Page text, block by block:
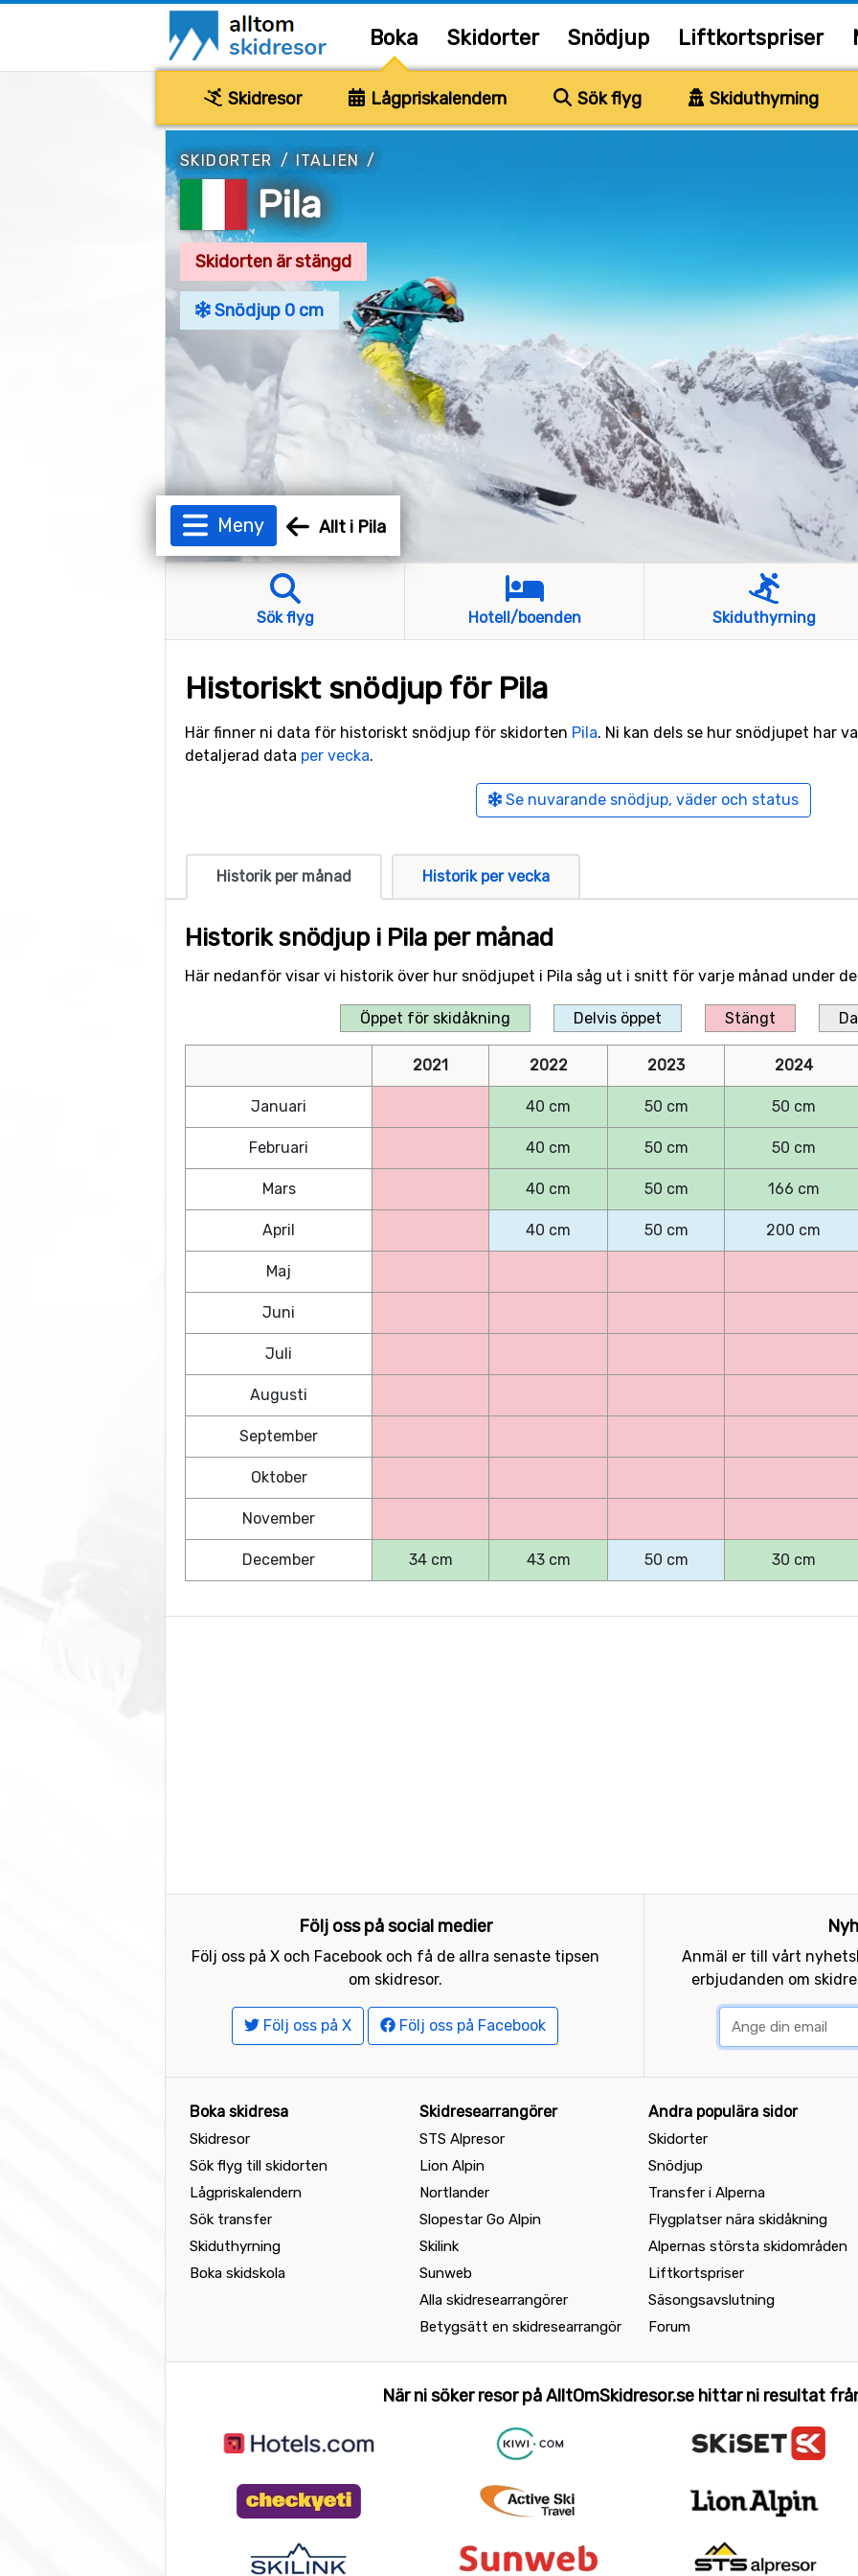
Boka Skidorter Snödjup Liftkortspriser
Skidresor Lågpriskalendern Sök flyg Skiduthyrning
SKIDORTER / ITALIEN/
Pila
Skidorten är stängd
Snödjup 0 cm
Meny Allt i Pila
Sök flyg Hotell/boenden Skiduthyrning
Historiskt snödjup för Pila
Här finner ni data för historiskt snödjup för skidorten Pila. Ni kan dels se hur snödjupet har
detaljerad data per vecka.
Se nuvarande snödjup, väder och status
Historik per månad Historik per vecka
Historik snödjup i Pila per månad
Här nedanför visar vi historik över hur snödjupet i Pila såg ut i snitt för varje månad under
Öppet för skidåkning Delvis öppet Stängt
2021 2022 2023 2024
Januari 40 cm 50 cm 50 cm
Februari 40 cm 50 cm 50 cm
Mars 40 cm 50 cm 166 cm
April 40 cm 50 cm 200 cm
Maj
Juni
Juli
Augusti
September
Oktober
November
December 34 cm 43 cm 50 cm 30 cm
Följ oss på social medier
Följ oss på X och Facebook och få de allra senaste tipsen
om skidresor.
Följ oss på X Följ oss på Facebook
Anmäl er till vårt
erbjudanden om
Boka skidresa
Skidresor
Sök flyg till skidorten
Lågpriskalendern
Sök transfer
Skiduthyrning
Boka skidskola
Skidresearrangörer
STS Alpresor
Lion Alpin
Nortlander
Slopestar Go Alpin
Skilink
Sunweb
Alla skidresearrangörer
Betygsätt en skidresearrangör
Andra populära sidor
Skidorter
Snödjup
Transfer i Alperna
Flygplatser nära skidåkning
Alpernas största skidområden
Liftkortspriser
Säsongsavslutning
Forum
När ni söker resor på AlltOmSkidresor.se hittar ni resultat